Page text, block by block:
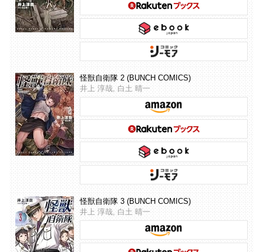
怪獣自衛隊 2 (BUNCH COMICS)
井上 淳哉, 白土 晴一
怪獣自衛隊 3 (BUNCH COMICS)
井上 淳哉, 白土 晴一